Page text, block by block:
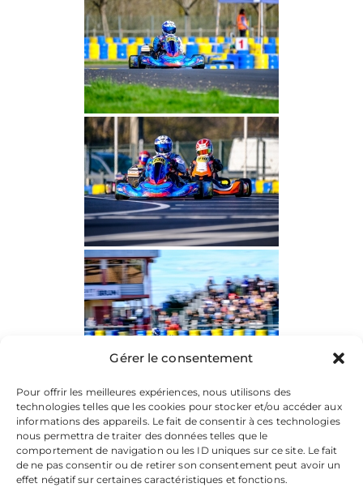
Gérer le consentement
Pour offrir les meilleures expériences, nous utilisons des
technologies telles que les cookies pour stocker et/ou accéder aux
informations des appareils. Le fait de consentir à ces technologies
nous permettra de traiter des données telles que le
comportement de navigation ou les ID uniques sur ce site. Le fait
de ne pas consentir ou de retirer son consentement peut avoir un
effet négatif sur certaines caractéristiques et fonctions.